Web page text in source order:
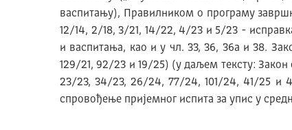
васпитању), Правилником о програму
12/14, 2/18, 3/21, 14/22, 4/23 и 5/23 -
и васпитања, као и у чл. 33, 36, 36а и 38.
129/21, 92/23 и 19/25) (у даљем тексту:
23/23, 34/23, 26/24, 77/24, 101/24, 41/25 и
спровођење пријемног испита за упис у